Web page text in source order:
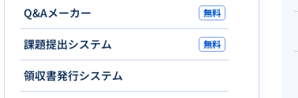
Q&Aメーカー 無料
課題提出システム 無料
領収書発行システム